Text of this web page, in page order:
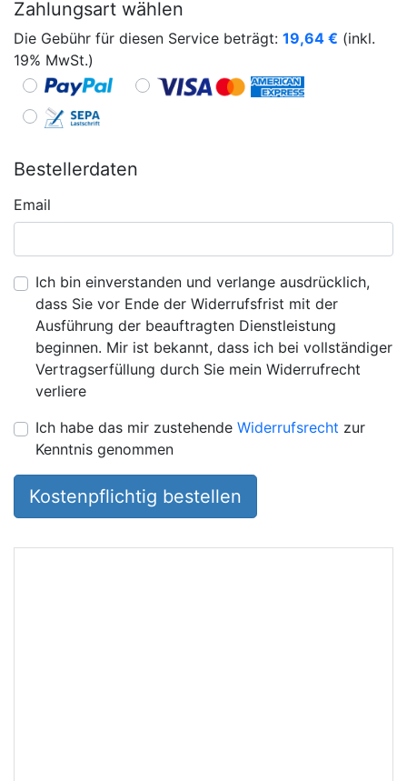
Zahlungsart wählen
Die Gebühr für diesen Service beträgt: 19,64 € (inkl.
19% MwSt.)
Bestellerdaten
Email
Ich bin einverstanden und verlange ausdrücklich,
dass Sie vor Ende der Widerrufsfrist mit der
Ausführung der beauftragten Dienstleistung
beginnen. Mir ist bekannt, dass ich bei vollständiger
Vertragserfüllung durch Sie mein Widerrufrecht
verliere
Ich habe das mir zustehende Widerrufsrecht zur
Kenntnis genommen
Kostenpflichtig bestellen